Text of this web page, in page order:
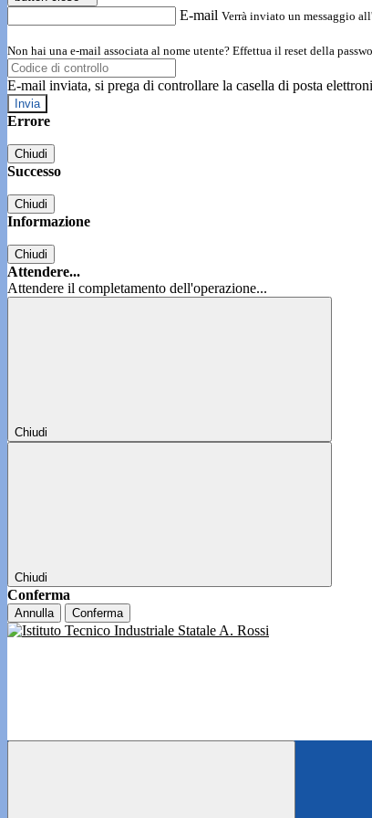
E-mail Verrà inviato un messaggio
Non hai una e-mail associata al nome utente? Effettua il reset della
E-mail inviata, si prega di controllare la casella di posta
Errore
Chiudi
Successo
Chiudi
Informazione
Chiudi
Attendere...
Attendere il completamento dell'operazione...
Chiudi
Chiudi
Conferma
Annulla Conferma